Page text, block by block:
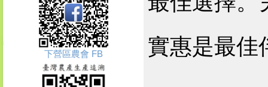
下營區農會 FB
實惠是最佳